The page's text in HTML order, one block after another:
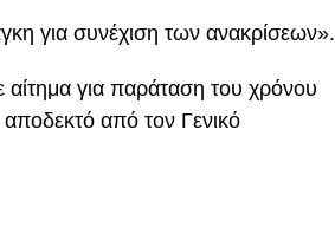
για συνέχιση των ανακρίσεων».
αίτημα για παράταση του χρόνου
αποδεκτό από τον Γενικό